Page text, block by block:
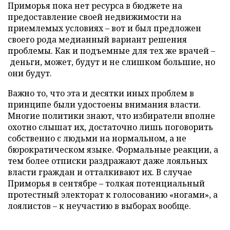
Приморья пока нет ресурса в бюджете на
предоставление своей недвижимости на
приемлемых условиях – вот и был предложен
своего рода медианный вариант решения
проблемы. Как и подъемные для тех же врачей –
деньги, может, будут и не слишком большие, но
они будут.
Важно то, что эта и десятки иных проблем в
принципе были удостоены внимания власти.
Многие политики знают, что избиратели вполне
охотно слышат их, достаточно лишь поговорить
собственно с людьми на нормальном, а не
бюрократическом языке. Формальные реакции, а
тем более отписки раздражают даже лояльных
власти граждан и отталкивают их. В случае
Приморья в сентябре – толкая потенциальный
протестный электорат к голосованию «ногами», а
лоялистов – к неучастию в выборах вообще.